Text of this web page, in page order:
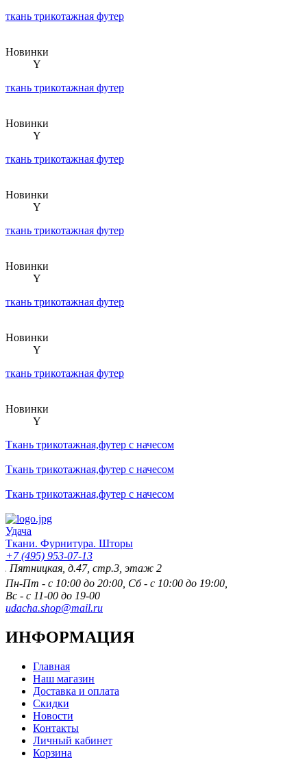
ткань трикотажная футер
Новинки
Y
ткань трикотажная футер
Новинки
Y
ткань трикотажная футер
Новинки
Y
ткань трикотажная футер
Новинки
Y
ткань трикотажная футер
Новинки
Y
ткань трикотажная футер
Новинки
Y
Ткань трикотажная,футер с начесом
Ткань трикотажная,футер с начесом
Ткань трикотажная,футер с начесом
Удача
Ткани. Фурнитура. Шторы
+7 (495) 953-07-13
д.47, стр.3, этаж 2
Пн-Пт - с 10:00 до 20:00, Сб - с 10:00 до 19:00,
Вс - с 11-00 до 19-00
udacha.shop@mail.ru
ИНФОРМАЦИЯ
Главная
Наш магазин
Доставка и оплата
Скидки
Новости
Контакты
Личный кабинет
Корзина